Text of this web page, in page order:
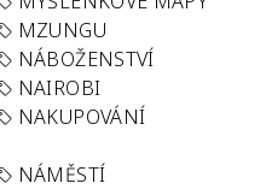
MZUNGU
NÁBOŽENSTVÍ
NAIROBI
NAKUPOVÁNÍ
NÁMĚSTÍ